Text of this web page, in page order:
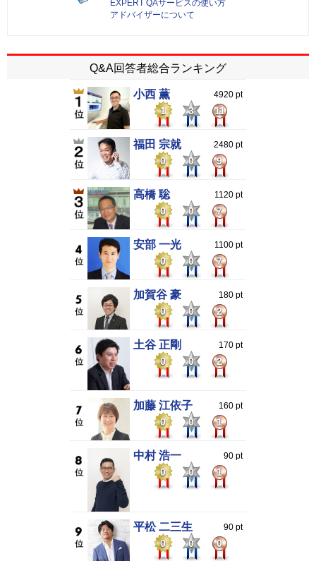
EXPERT QAサービスの使い方
アドバイザーについて
Q&A回答者総合ランキング
小西 薫 4920 pt
1 3 11
福田 宗就 2480 pt
0 0 9
高橋 聡 1120 pt
0 0 7
安部 一光 1100 pt
0 0 7
加賀谷 豪 180 pt
0 0 2
土谷 正剛 170 pt
0 0 2
加藤 江依子 160 pt
0 0 1
中村 浩一 90 pt
0 0 1
平松 二三生 90 pt
0 0 0